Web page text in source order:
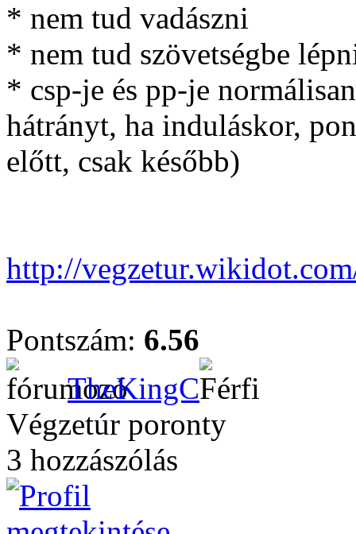
* nem tud vadászni
* nem tud szövetségbe
* csp-je és pp-je
hátrányt, ha induláskor,
előtt, csak később)
http://
Pontszám: 6.56
TheKingC
Végzetúr poronty
3 hozzászólás